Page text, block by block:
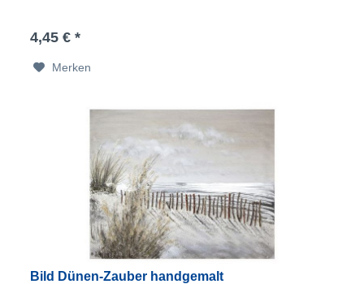
4,45 € *
Merken
Bild Dünen-Zauber handgemalt